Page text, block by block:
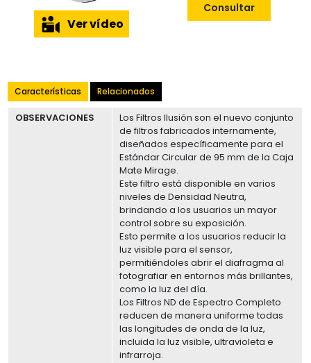
Ver vídeo
Consultar
Características Relacionados
OBSERVACIONES
Los Filtros Ilusión son el nuevo conjunto
de filtros fabricados internamente,
diseñados específicamente para el
Estándar Circular de 95 mm de la Caja
Mate Mirage.
Este filtro está disponible en varios
niveles de Densidad Neutra,
brindando a los usuarios un mayor
control sobre su exposición.
Esto permite a los usuarios reducir la
luz visible para el sensor,
permitiéndoles abrir el diafragma al
fotografiar en entornos más brillantes,
como la luz del día.
Los Filtros ND de Espectro Completo
reducen de manera uniforme todas
las longitudes de onda de la luz,
incluida la luz visible, ultravioleta e
infrarroja.